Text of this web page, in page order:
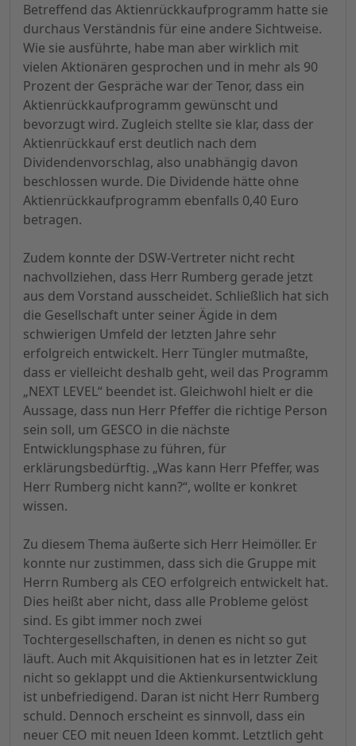
Betreffend das Aktienrückkaufprogramm hatte sie
durchaus Verständnis für eine andere Sichtweise.
Wie sie ausführte, habe man aber wirklich mit
vielen Aktionären gesprochen und in mehr als 90
Prozent der Gespräche war der Tenor, dass ein
Aktienrückkaufprogramm gewünscht und
bevorzugt wird. Zugleich stellte sie klar, dass der
Aktienrückkauf erst deutlich nach dem
Dividendenvorschlag, also unabhängig davon
beschlossen wurde. Die Dividende hätte ohne
Aktienrückkaufprogramm ebenfalls 0,40 Euro
betragen.
Zudem konnte der DSW-Vertreter nicht recht
nachvollziehen, dass Herr Rumberg gerade jetzt
aus dem Vorstand ausscheidet. Schließlich hat sich
die Gesellschaft unter seiner Ägide in dem
schwierigen Umfeld der letzten Jahre sehr
erfolgreich entwickelt. Herr Tüngler mutmaßte,
dass er vielleicht deshalb geht, weil das Programm
„NEXT LEVEL“ beendet ist. Gleichwohl hielt er die
Aussage, dass nun Herr Pfeffer die richtige Person
sein soll, um GESCO in die nächste
Entwicklungsphase zu führen, für
erklärungsbedürftig. „Was kann Herr Pfeffer, was
Herr Rumberg nicht kann?“, wollte er konkret
wissen.
Zu diesem Thema äußerte sich Herr Heimöller. Er
konnte nur zustimmen, dass sich die Gruppe mit
Herrn Rumberg als CEO erfolgreich entwickelt hat.
Dies heißt aber nicht, dass alle Probleme gelöst
sind. Es gibt immer noch zwei
Tochtergesellschaften, in denen es nicht so gut
läuft. Auch mit Akquisitionen hat es in letzter Zeit
nicht so geklappt und die Aktienkursentwicklung
ist unbefriedigend. Daran ist nicht Herr Rumberg
schuld. Dennoch erscheint es sinnvoll, dass ein
neuer CEO mit neuen Ideen kommt. Letztlich geht